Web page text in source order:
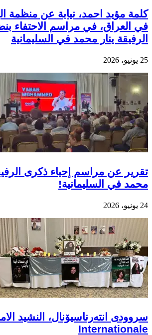
كلمة مؤيد احمد، نيابة عن منظمة
في العراق، في مراسم الاحتفاء
الرفيقة ينار محمد في السليمانية
25 يونيو، 2026
تقرير عن مراسم إحياء ذكرى
محمد في السليمانية!
24 يونيو، 2026
سروودی انتەرناسیۆنال، النشيد
Internationale